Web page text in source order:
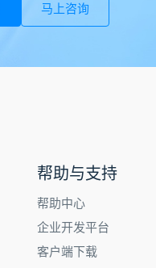
马上咨询
帮助与支持
帮助中心
企业开发平台
客户端下载